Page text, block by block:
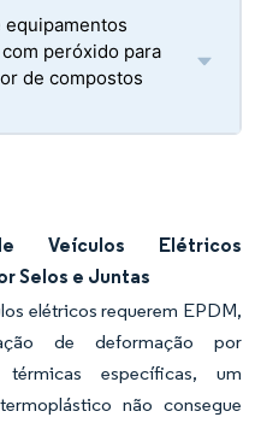
equipamentos
peróxido para
de compostos
Veículos Elétricos
Selos e Juntas
elétricos requerem EPDM,
de deformação por
específicas, um
não consegue